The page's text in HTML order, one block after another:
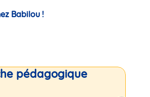
Babilou !
pédagogique